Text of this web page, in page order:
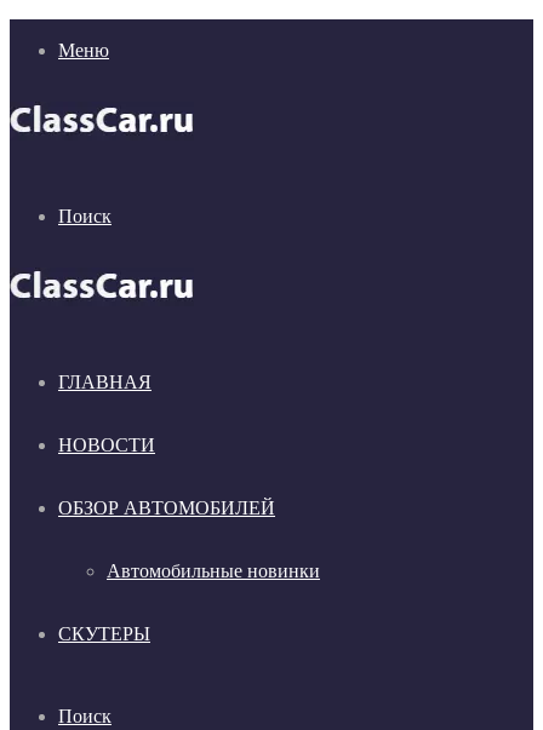
Меню
Поиск
ГЛАВНАЯ
НОВОСТИ
ОБЗОР АВТОМОБИЛЕЙ
Автомобильные новинки
СКУТЕРЫ
Поиск